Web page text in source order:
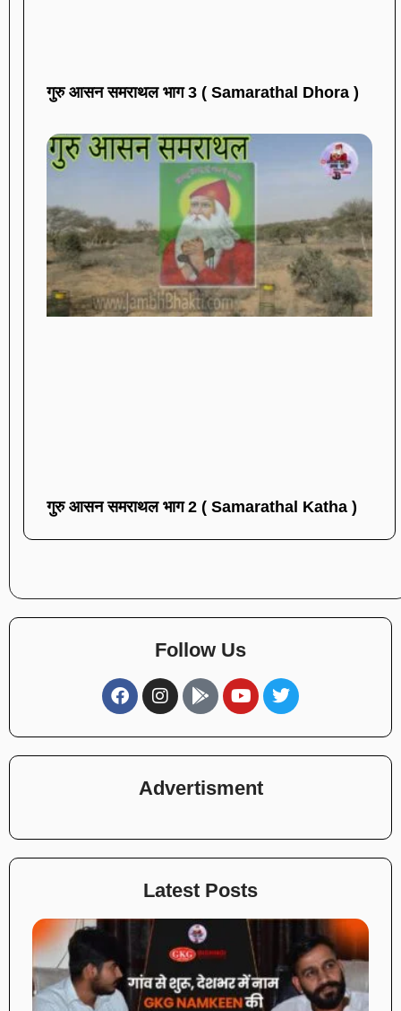
गुरु आसन समराथल भाग 3 ( Samarathal Dhora )
गुरु आसन समराथल भाग 2 ( Samarathal Katha )
Follow Us
Advertisment
Latest Posts